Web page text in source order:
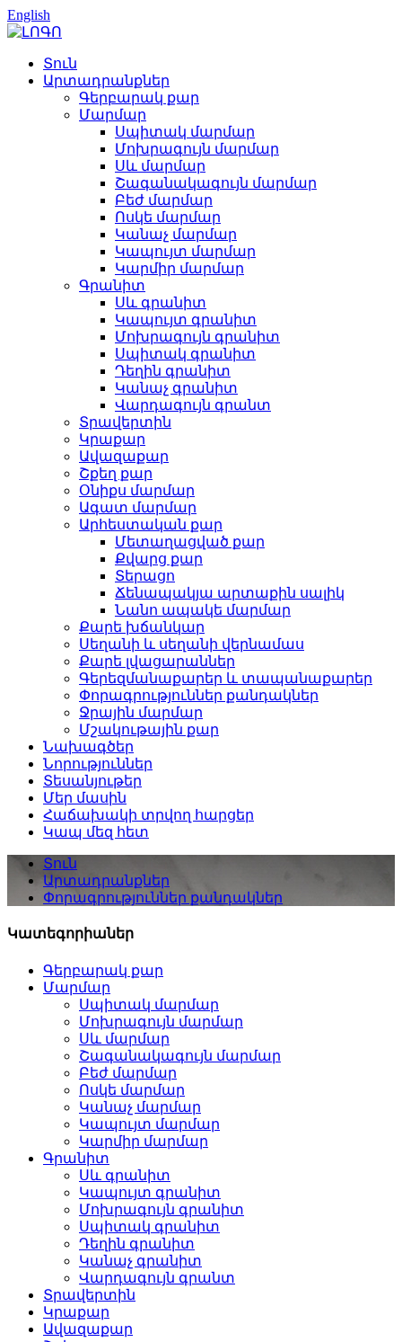
English
Տուն
Արտադրանքներ
Գերբարակ քար
Մարմար
Սպիտակ մարմար
Մոխրագույն մարմար
Սև մարմար
Շագանակագույն մարմար
Բեժ մարմար
Ոսկե մարմար
Կանաչ մարմար
Կապույտ մարմար
Կարմիր մարմար
Գրանիտ
Սև գրանիտ
Կապույտ գրանիտ
Մոխրագույն գրանիտ
Սպիտակ գրանիտ
Դեղին գրանիտ
Կանաչ գրանիտ
Վարդագույն գրանտ
Տրավերտին
Կրաքար
Ավազաքար
Շքեղ քար
Օնիքս մարմար
Ագատ մարմար
Արհեստական ​​քար
Մետաղացված քար
Քվարց քար
Տերացո
Ճենապակյա արտաքին սալիկ
Նանո ապակե մարմար
Քարե խճանկար
Սեղանի և սեղանի վերնամաս
Քարե լվացարաններ
Գերեզմանաքարեր և տապանաքարեր
Փորագրություններ քանդակներ
Ջրային մարմար
Մշակութային քար
Նախագծեր
Նորություններ
Տեսանյութեր
Մեր մասին
Հաճախակի տրվող հարցեր
Կապ մեզ հետ
Տուն
Արտադրանքներ
Փորագրություններ քանդակներ
Կատեգորիաներ
Գերբարակ քար
Մարմար
Սպիտակ մարմար
Մոխրագույն մարմար
Սև մարմար
Շագանակագույն մարմար
Բեժ մարմար
Ոսկե մարմար
Կանաչ մարմար
Կապույտ մարմար
Կարմիր մարմար
Գրանիտ
Սև գրանիտ
Կապույտ գրանիտ
Մոխրագույն գրանիտ
Սպիտակ գրանիտ
Դեղին գրանիտ
Կանաչ գրանիտ
Վարդագույն գրանտ
Տրավերտին
Կրաքար
Ավազաքար